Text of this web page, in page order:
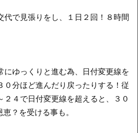
代で見張りをし、１日２回！８時間
にゆっくりと進む為、日付変更線を
０分ほど進んだり戻ったりする！従
２４で日付変更線を超えると、３０
？を受ける事も。